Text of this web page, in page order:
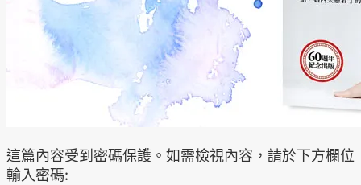
這篇內容受到密碼保護。如需檢視內容，請於下方欄位
輸入密碼: